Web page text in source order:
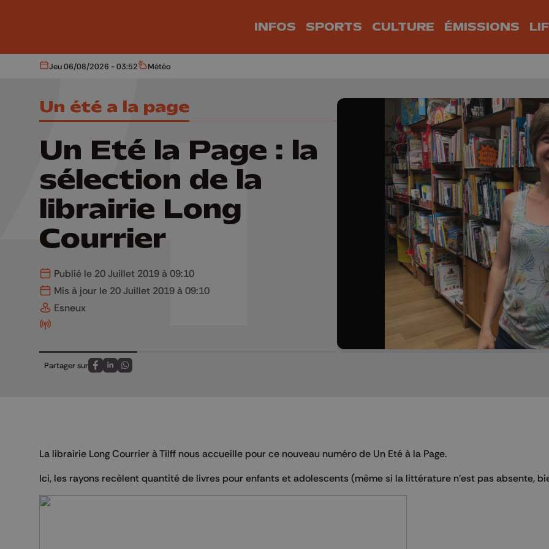
INFOS SPORTS CULTURE ÉMISSIONS
Aujourd'hui
Jeu 06/08/2026 - 03:52 Météo
Météo
Un été a la page
Un Eté la Page : la
sélection de la
librairie Long
Courrier
Publié le 20 Juillet 2019 à 09:10
Mis à jour le 20 Juillet 2019 à 09:10
Esneux
Partager sur
Partagez sur FaceBook
Partagez sur LinkedIn
Partagez sur Whatsapp
La librairie Long Courrier à Tilff nous accueille pour ce nouveau numéro de Un Eté à la Page.
Ici, les rayons recèlent quantité de livres pour enfants et adolescents (même si la littérature n'est pas absente,